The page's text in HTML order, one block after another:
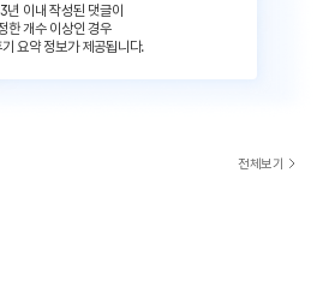
년 이내 작성된 댓글이
한 개수 이상인 경우
요약 정보가 제공됩니다.
전체보기